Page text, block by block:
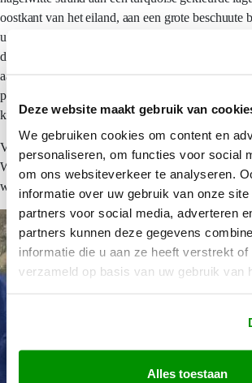
Deze website maakt gebruik van
We gebruiken cookies om content en
personaliseren, om functies voor social
om ons websiteverkeer te analyseren.
informatie over uw gebruik van onze site
partners voor social media, adverteren
partners kunnen deze gegevens
informatie die u aan ze heeft verstrekt of
verzameld op basis van uw gebruik van
Alles toestaan
oostkant van het eiland, aan een grote beschuute
uit als een droomeiland in de Stille Zuidzee. U
de lagune, u ziet er veel gekleurde vissen. In de
aantal jachten voor anker. Whitehaven Beach is te
per helicopter of per watervliegtuig. Maar als u op
kunt u er ook gewoon heenlopen.
Vanuit Airlie Beach worden verschillende zeiltrips
Whitsunday Islands, waarbij over het algemeen
wordt aangedaan.